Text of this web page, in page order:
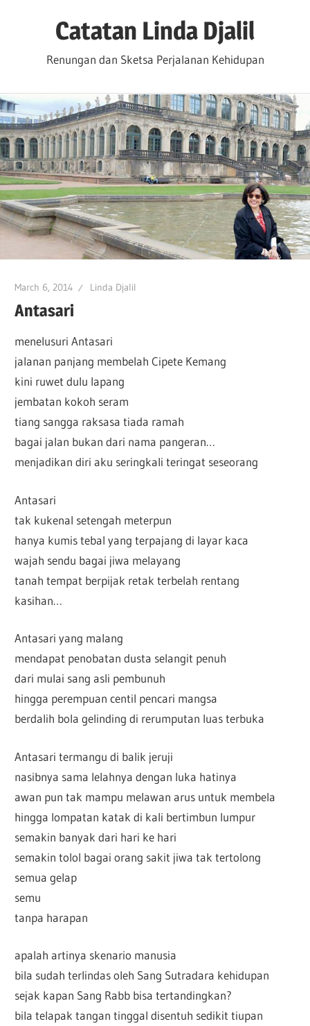
Catatan Linda Djalil
Renungan dan Sketsa Perjalanan Kehidupan
March 6, 2014 Linda Djalil
Antasari
menelusuri Antasari
jalanan panjang membelah Cipete Kemang
kini ruwet dulu lapang
jembatan kokoh seram
tiang sangga raksasa tiada ramah
bagai jalan bukan dari nama pangeran…
menjadikan diri aku seringkali teringat seseorang
Antasari
tak kukenal setengah meterpun
hanya kumis tebal yang terpajang di layar kaca
wajah sendu bagai jiwa melayang
tanah tempat berpijak retak terbelah rentang
kasihan…
Antasari yang malang
mendapat penobatan dusta selangit penuh
dari mulai sang asli pembunuh
hingga perempuan centil pencari mangsa
berdalih bola gelinding di rerumputan luas terbuka
Antasari termangu di balik jeruji
nasibnya sama lelahnya dengan luka hatinya
awan pun tak mampu melawan arus untuk membela
hingga lompatan katak di kali bertimbun lumpur
semakin banyak dari hari ke hari
semakin tolol bagai orang sakit jiwa tak tertolong
semua gelap
semu
tanpa harapan
apalah artinya skenario manusia
bila sudah terlindas oleh Sang Sutradara kehidupan
sejak kapan Sang Rabb bisa tertandingkan?
bila telapak tangan tinggal disentuh sedikit tiupan